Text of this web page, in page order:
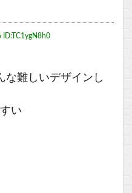
な難しいデザインし
い